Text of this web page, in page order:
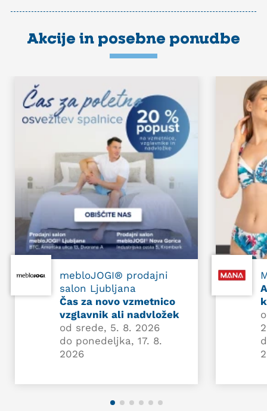
Akcije in posebne ponudbe
mebloJOGI® prodajni
salon Ljubljana
Čas za novo vzmetnico
vzglavnik ali nadvložek
od srede, 5. 8. 2026
do ponedeljka, 17. 8.
2026